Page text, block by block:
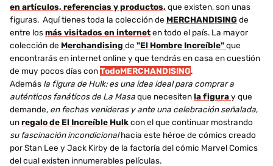
en artículos, referencias y productos, que existen, son unas
figuras. Aquí tienes toda la colección de MERCHANDISINGde
entre losmás visitados en interneten todo el país. La mayor
colección de Merchandising de "El Hombre Increíble"que
encontrarás en internet online y que tendrás en casa en cuestión
de muy pocos días conTodoMERCHANDISING.
Además la figura de Hulk: es una idea ideal para comprar a
auténticos fanáticos de La Masaque necesitenla figuray que
demande, en fechas venideras y ante una celebración señalada,
unregalo de El Increíble Hulkcon el que continuar mostrando
su fascinación incondicionalhacia este héroe de cómics creado
por Stan Lee y Jack Kirby de la factoría del cómic Marvel Comics
del cual existen innumerables películas.